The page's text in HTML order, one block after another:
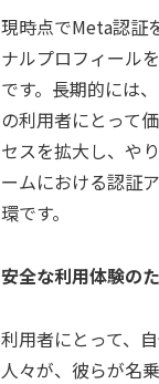
現時点でMeta認証
ナルプロフィール
です。長期的には
の利用者にとって
セスを拡大し、や
ームにおける認証
環です。
安全な利用体験の
利用者にとって、
人々が、彼らが名